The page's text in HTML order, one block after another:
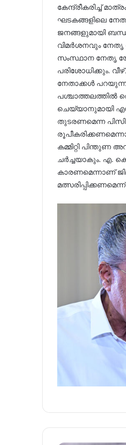
കേന്ദ്രീകരിച്ച്
ഘടകങ്ങളിലെ
ജനങ്ങളുമായി
വിമർശനവും നേതൃ
സംസ്ഥാന നേതൃ
പരിശോധിക്കും.
നേതാക്കൾ
പശ്ചാത്തലത്തിൽ
ചെയ്യാനുമായി
തുടരണമെന്ന പിസി
കമ്മിറ്റി പിന്തുണ
ചർച്ചയാകും. എ. കെ
കാരണമെന്നാണ്